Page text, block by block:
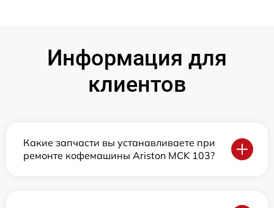
Информация для
клиентов
Какие запчасти вы устанавливаете при
ремонте кофемашины Ariston MCK 103?